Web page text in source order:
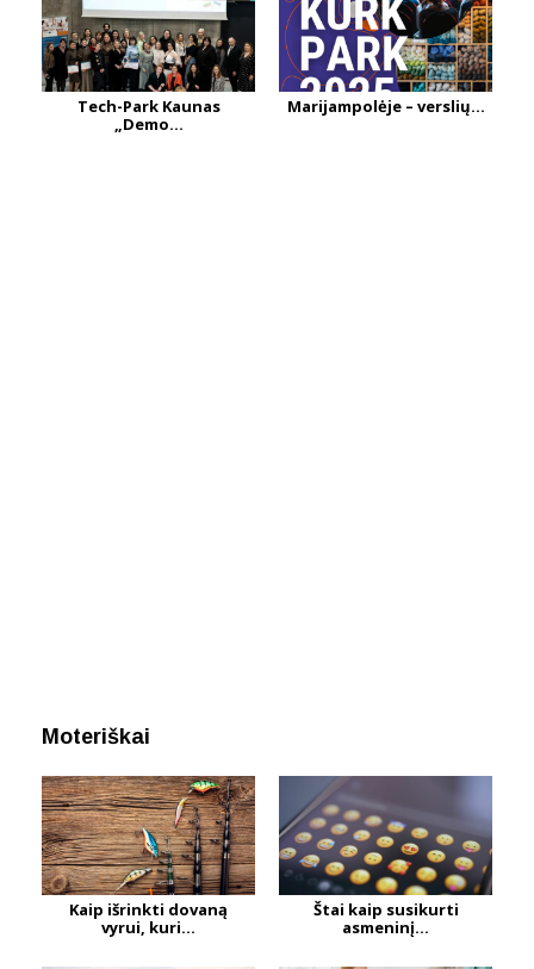
Tech-Park Kaunas
„Demo...
Marijampolėje – verslių...
Moteriškai
Kaip išrinkti dovaną
vyrui, kuri...
Štai kaip susikurti
asmeninį...